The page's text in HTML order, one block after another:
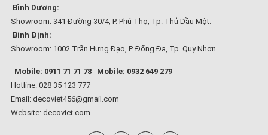
Bình Dương:
Showroom: 341 Đường 30/4, P. Phú Thọ, Tp. Thủ Dầu Một.
Bình Định:
Showroom: 1002 Trần Hưng Đạo, P. Đống Đa, Tp. Quy Nhơn.
Mobile: 0911 71 71 78
Mobile: 0932 649 279
Hotline: 028 35 123 777
Email: decoviet456@gmail.com
Website: decoviet.com